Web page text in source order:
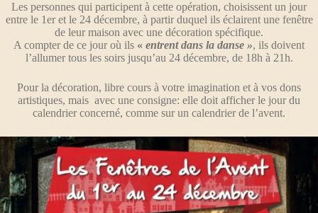
Les personnes qui participent à cette opération, choisissent un jour
entre le 1er et le 24 décembre, à partir duquel ils éclairent une fenêtre
de leur maison avec une décoration spécifique.
A compter de ce jour où ils « entrent dans la danse », ils doivent
l’allumer tous les soirs jusqu’au 24 décembre, de 18h à 21h.
Pour la décoration, libre cours à votre imagination et à vos dons
artistiques, mais avec une consigne: elle doit afficher le jour du
calendrier concerné, comme sur un calendrier de l’avent.